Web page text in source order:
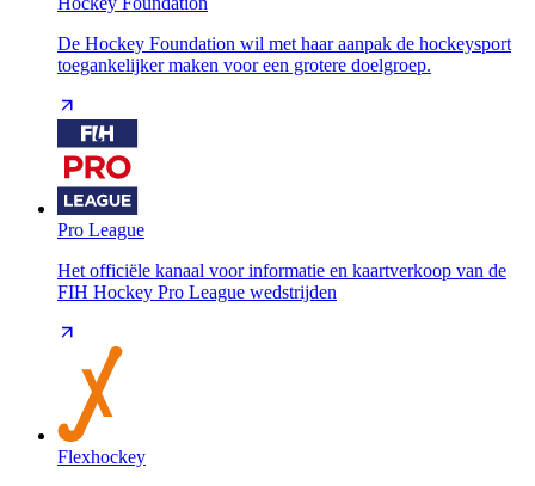
De Hockey Foundation wil met haar aanpak de hockeysport
toegankelijker maken voor een grotere doelgroep.
Pro League
Het officiële kanaal voor informatie en kaartverkoop van de
FIH Hockey Pro League wedstrijden
Flexhockey